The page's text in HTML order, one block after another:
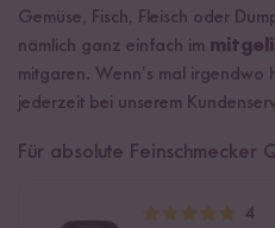
Gemüse, Fisch, Fleisch oder
nämlich ganz einfach im
mitgaren. Wenn’s mal irgendwo
jederzeit bei unserem
Für absolute Feinschmecker
4